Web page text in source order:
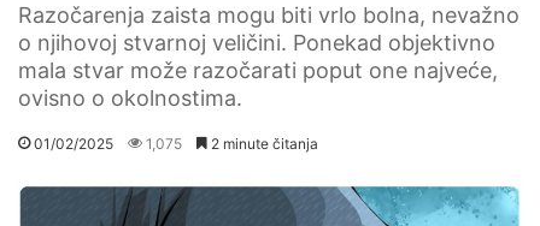
Razočarenja zaista mogu biti vrlo bolna, nevažno
o njihovoj stvarnoj veličini. Ponekad objektivno
mala stvar može razočarati poput one najveće,
ovisno o okolnostima.
01/02/2025 1,075 2 minute čitanja